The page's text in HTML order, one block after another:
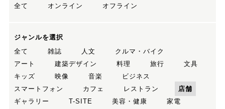
全て
オンライン オフライン
ジャンルを選択
全て
雑誌 人文
クルマ・バイク
アート
建築デザイン 料理 旅行
文具
キッズ
映像 音楽
ビジネス
スマートフォン
カフェ レストラン
店舗
ギャラリー
T-SITE 美容・健康
家電